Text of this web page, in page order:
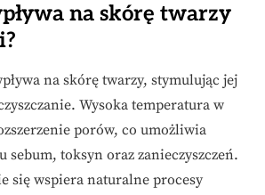
na skórę twarzy
na skórę twarzy, stymulując jej
Wysoka temperatura w
porów, co umożliwia
sebum, toksyn oraz zanieczyszczeń.
się wspiera naturalne procesy